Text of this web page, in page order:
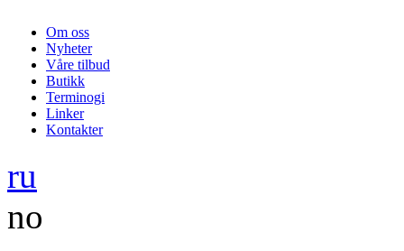
Om oss
Nyheter
Våre tilbud
Butikk
Terminogi
Linker
Kontakter
ru
no